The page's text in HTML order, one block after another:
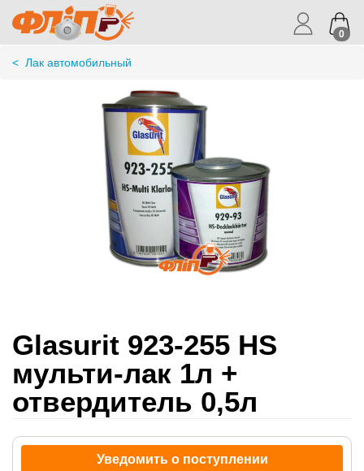
0
< Лак автомобильный
Glasurit 923-255 HS
мульти-лак 1л +
отвердитель 0,5л
Уведомить о поступлении